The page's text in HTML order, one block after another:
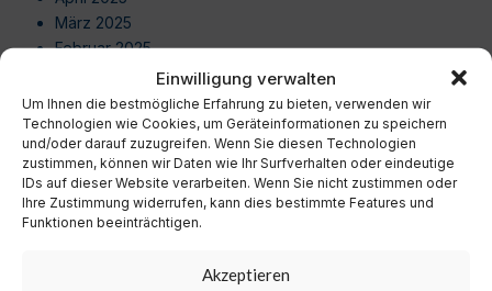
Einwilligung verwalten
Um Ihnen die bestmögliche Erfahrung zu bieten, verwenden wir
Technologien wie Cookies, um Geräteinformationen zu speichern
und/oder darauf zuzugreifen. Wenn Sie diesen Technologien
zustimmen, können wir Daten wie Ihr Surfverhalten oder eindeutige
IDs auf dieser Website verarbeiten. Wenn Sie nicht zustimmen oder
Ihre Zustimmung widerrufen, kann dies bestimmte Features und
Funktionen beeinträchtigen.
Akzeptieren
März 2025
Februar 2025
Dezember 2024
November 2024
Oktober 2024
September 2024
August 2024
Juli 2024